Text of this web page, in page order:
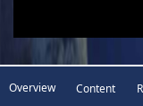
Overview Content